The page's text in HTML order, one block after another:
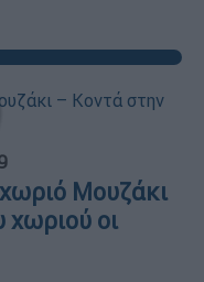
Μουζάκι
χωριού οι